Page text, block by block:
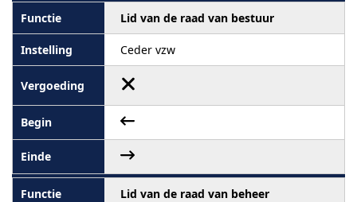
Lid van de raad van bestuur
Ceder vzw
Lid van de raad van beheer